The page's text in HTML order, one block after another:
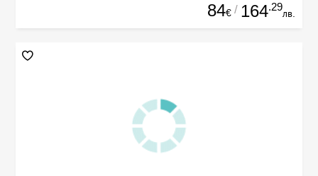
84€ / 164.29
лв.